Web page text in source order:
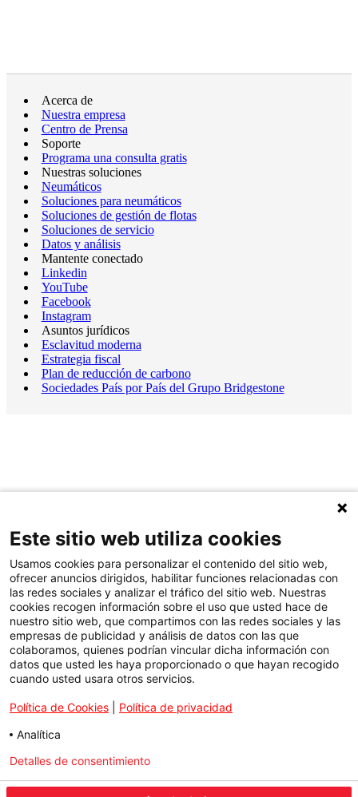
Acerca de
Nuestra empresa
Centro de Prensa
Soporte
Programa una consulta gratis
Nuestras soluciones
Neumáticos
Soluciones para neumáticos
Soluciones de gestión de flotas
Soluciones de servicio
Datos y análisis
Mantente conectado
Linkedin
YouTube
Facebook
Instagram
Asuntos jurídicos
Esclavitud moderna
Estrategia fiscal
Plan de reducción de carbono
Sociedades País por País del Grupo Bridgestone
Este sitio web utiliza cookies
Usamos cookies para personalizar el contenido del sitio web,
ofrecer anuncios dirigidos, habilitar funciones relacionadas con
las redes sociales y analizar el tráfico del sitio web. Nuestras
cookies recogen información sobre el uso que usted hace de
nuestro sitio web, que compartimos con las redes sociales y las
empresas de publicidad y análisis de datos con las que
colaboramos, quienes podrían vincular dicha información con
datos que usted les haya proporcionado o que hayan recogido
cuando usted usara otros servicios.
Política de Cookies
Política de privacidad
Analítica
Detalles de consentimiento